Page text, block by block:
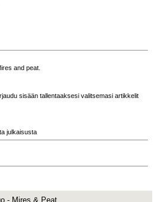
and peat.
sisään tallentaaksesi valitsemasi artikkelit
julkaisusta
- Mires & Peat